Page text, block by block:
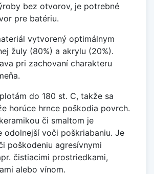
bez otvorov, je potrebné
pre batériu.
vytvorený optimálnym
žuly (80%) a akrylu (20%).
pri zachovaní charakteru
do 180 st. C, takže sa
horúce hrnce poškodia povrch.
či smaltom je
odolnejší voči poškriabaniu. Je
poškodeniu agresívnymi
čistiacimi prostriedkami,
alebo vínom.